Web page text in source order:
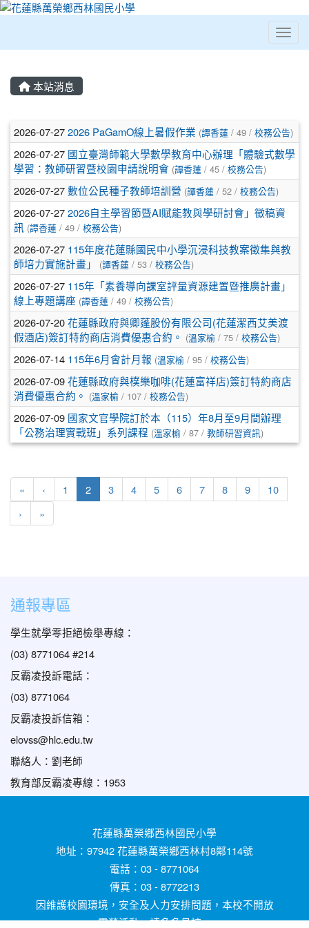
⏸
本站消息
文章列表
2026-07-272026 PaGamO線上暑假作業 (譚香蓮 / 49 / 校務公告)
2026-07-27 國立臺灣師範大學數學教育中心辦理「體驗式數學
學習：教師研習暨校園申請說明會 (譚香蓮 / 45 / 校務公告)
2026-07-27數位公民種子教師培訓營 (譚香蓮 / 52 / 校務公告)
2026-07-272026自主學習節暨AI賦能教與學研討會」徵稿資
訊 (譚香蓮 / 49 / 校務公告)
2026-07-27 115年度花蓮縣國民中小學沉浸科技教案徵集與教
師培力實施計畫」
(譚香蓮 / 53 / 校務公告)
2026-07-27 115年「素養導向課室評量資源建置暨推廣計畫」
線上專題講座 (譚香蓮 / 49 / 校務公告)
2026-07-20花蓮縣政府與卿蓬股份有限公司(花蓮潔西艾美渡
假酒店)簽訂特約商店消費優惠合約。 (溫家榆 / 75 / 校務公告)
2026-07-14 115年6月會計月報 (溫家榆 / 95 / 校務公告)
2026-07-09花蓮縣政府與樸樂咖啡(花蓮富祥店)簽訂特約商店
消費優惠合約。 (溫家榆 / 107 / 校務公告)
2026-07-09 國家文官學院訂於本（115）年8月至9月間辦理
「公務治理實戰班」系列課程 (溫家榆 / 87 / 教師研習資訊)
« 第一頁
‹ 上一頁
1 2(目前頁次)
3 4 5 6 7 8 9
10
› 下一頁
»
通報專區
學生就學零拒絕檢舉專線：
(03) 8771064 #214
反霸凌投訴電話：
(03) 8771064
反霸凌投訴信箱：
elovss@hlc.edu.tw
聯絡人：劉老師
教育部反霸凌專線：1953
花蓮縣萬榮鄉西林國民小學
地址：97942 花蓮縣萬榮鄉西林村8鄰114號
電話：03 - 8771064
傳真：03 - 8772213
因維護校園環境，安全及人力安排問題，本校不開放
露營活動，請多多見諒。